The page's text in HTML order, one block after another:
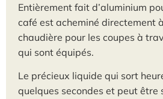
Entièrement fait d’aluminium
café est acheminé directement
chaudière pour les coupes à
qui sont équipés.
Le précieux liquide qui sort
quelques secondes et peut